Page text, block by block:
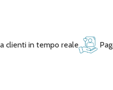
clienti in tempo reale